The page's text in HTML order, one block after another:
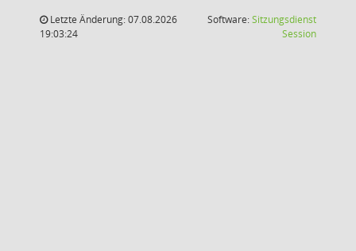
Letzte Änderung: 07.08.2026
19:03:24
Software:Sitzungsdienst
Session(Wird in